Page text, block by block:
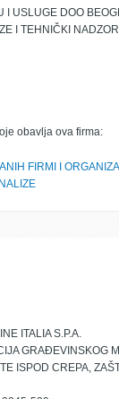
I USLUGE DOO
I TEHNIČKI
obavlja ova firma:
FIRMI I
ITALIA S.P.A.
GRAĐEVINSKOG
ISPOD CREPA,